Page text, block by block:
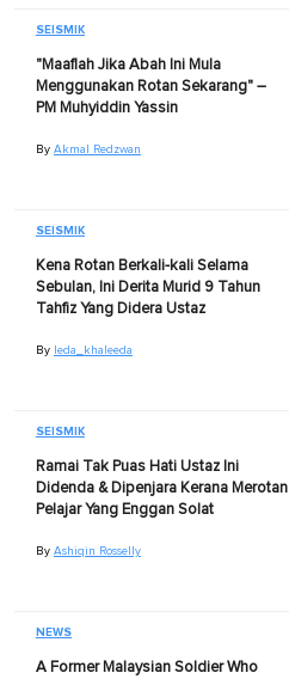
SEISMIK
"Maaflah Jika Abah Ini Mula
Menggunakan Rotan Sekarang" –
PM Muhyiddin Yassin
By Akmal Redzwan
SEISMIK
Kena Rotan Berkali-kali Selama
Sebulan, Ini Derita Murid 9 Tahun
Tahfiz Yang Didera Ustaz
By Ieda_khaleeda
SEISMIK
Ramai Tak Puas Hati Ustaz Ini
Didenda & Dipenjara Kerana Merotan
Pelajar Yang Enggan Solat
By Ashiqin Rosselly
NEWS
A Former Malaysian Soldier Who